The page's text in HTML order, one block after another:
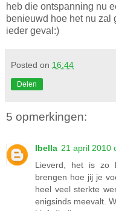
heb die ontspanning nu
benieuwd hoe het nu zal
ieder geval:)
Posted on 16:44
Delen
5 opmerkingen:
Ibella 21 april 2010
Lieverd, het is zo
brengen hoe jij je
heel veel sterkte
enigsinds meevalt.